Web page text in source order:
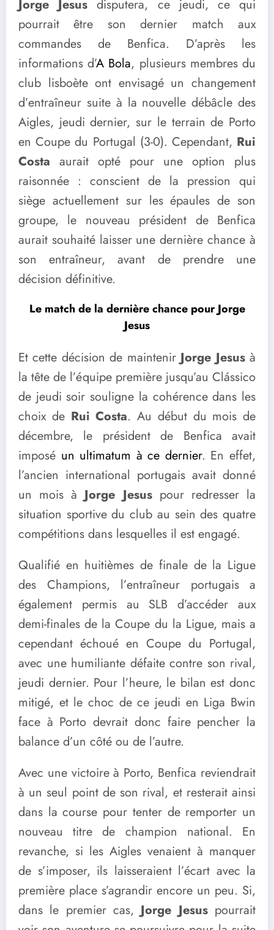
Jorge Jesus disputera, ce jeudi, ce qui
pourrait être son dernier match aux
commandes de Benfica. D’après les
informations d’A Bola, plusieurs membres du
club lisboète ont envisagé un changement
d’entraîneur suite à la nouvelle débâcle des
Aigles, jeudi dernier, sur le terrain de Porto
en Coupe du Portugal (3-0). Cependant, Rui
Costa aurait opté pour une option plus
raisonnée : conscient de la pression qui
siège actuellement sur les épaules de son
groupe, le nouveau président de Benfica
aurait souhaité laisser une dernière chance à
son entraîneur, avant de prendre une
décision définitive.
Le match de la dernière chance pour Jorge
Jesus
Et cette décision de maintenir Jorge Jesusà
la tête de l’équipe première jusqu’au Clássico
de jeudi soir souligne la cohérence dans les
choix de Rui Costa. Au début du mois de
décembre, le président de Benfica avait
imposé un ultimatum à ce dernier. En effet,
l’ancien international portugais avait donné
un mois à Jorge Jesuspour redresser la
situation sportive du club au sein des quatre
compétitions dans lesquelles il est engagé.
Qualifié en huitièmes de finale de la Ligue
des Champions, l’entraîneur portugais a
également permis au SLB d’accéder aux
demi-finales de la Coupe du la Ligue, mais a
cependant échoué en Coupe du Portugal,
avec une humiliante défaite contre son rival,
jeudi dernier. Pour l’heure, le bilan est donc
mitigé, et le choc de ce jeudi en Liga Bwin
face à Porto devrait donc faire pencher la
balance d’un côté ou de l’autre.
Avec une victoire à Porto, Benfica reviendrait
à un seul point de son rival, et resterait ainsi
dans la course pour tenter de remporter un
nouveau titre de champion national. En
revanche, si les Aigles venaient à manquer
de s’imposer, ils laisseraient l’écart avec la
première place s’agrandir encore un peu. Si,
dans le premier cas,Jorge Jesuspourrait